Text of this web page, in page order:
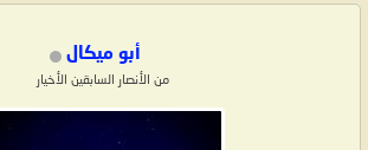
أبو ميكال
من الأنصار السابقين الأخيار